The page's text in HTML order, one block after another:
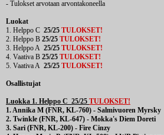
- Tulokset arvotaan arvontakoneella
Luokat
1. Helppo C 25/25 TULOKSET!
2. Helppo B 25/25 TULOKSET!
3. Helppo A 25/25 TULOKSET!
4. Vaativa B 25/25 TULOKSET!
5. Vaativa A 25/25 TULOKSET!
Osallistujat
Luokka 1. Helppo C 25/25 TULOKSET!
1. Annika M (FNR, KL-760) - Salmivuoren Myrsky
2. Twinkle (FNR, KL-647) - Mokka's Diem Doreti
3. Sari (FNR, KL-200) - Fire Cinzy